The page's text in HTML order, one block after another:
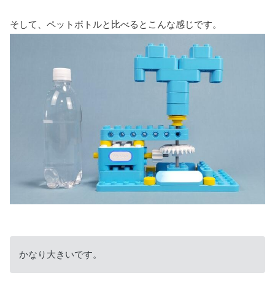
そして、ペットボトルと比べるとこんな感じです。
かなり大きいです。